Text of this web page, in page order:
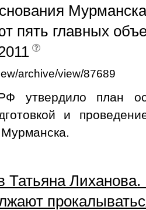
пять главных
archive/view/87689
утвердило план
и
Татьяна